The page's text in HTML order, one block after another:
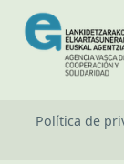
Política de